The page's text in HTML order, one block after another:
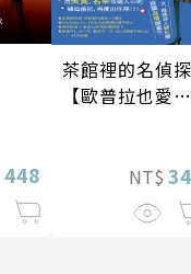
448
茶館裡的名偵探
【歐普拉也愛！
《茶館裡的嫌疑
人》續作】
NT$